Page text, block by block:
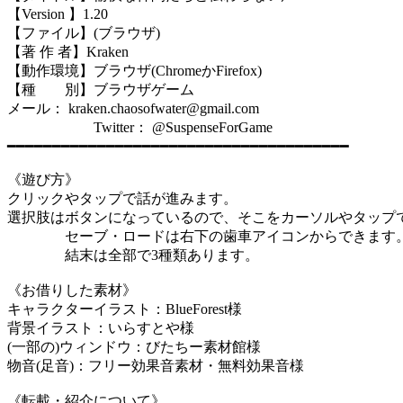
【Version 】1.20
【ファイル】(ブラウザ)
【著 作 者】Kraken
【動作環境】ブラウザ(ChromeかFirefox)
【種 別】ブラウザゲーム
メール： kraken.chaosofwater@gmail.com
Twitter： @SuspenseForGame
━━━━━━━━━━━━━━━━━━━━━━━━━━━━━━━━━━━━━━
《遊び方》
クリックやタップで話が進みます。
選択肢はボタンになっているので、そこをカーソルやタップ
セーブ・ロードは右下の歯車アイコンからできます。
結末は全部で3種類あります。
《お借りした素材》
キャラクターイラスト：BlueForest様
背景イラスト：いらすとや様
(一部の)ウィンドウ：びたちー素材館様
物音(足音)：フリー効果音素材・無料効果音様